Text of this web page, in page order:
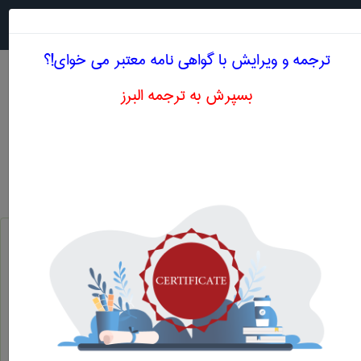
معادل انگلیسی مقاومت چرخه ای
مهندسی عمران
مقاومت چرخه ای
ترجمه و ویرایش با گواهی نامه معتبر می خوای!؟
بسپرش به ترجمه البرز